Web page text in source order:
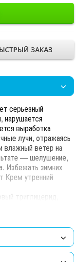
ЗАКАЗ
серьезный
нарушается
выработка
лучи, отражаясь
влажный ветер на
— шелушение,
Избежать зимних
Крем утренний
триглицерид,
21, масло
ореха,
пчелиный,
натрия
кислота